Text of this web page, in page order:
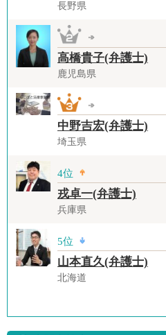
長野県
高橋貴子(弁護士)
鹿児島県
中野吉宏(弁護士)
埼玉県
4位
戎卓一(弁護士)
兵庫県
5位
山本直久(弁護士)
北海道